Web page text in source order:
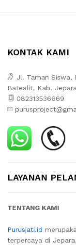
KONTAK KAMI
Jl. Taman Siswa,
Batealit, Kab.
082313536669
LAYANAN
TENTANG KAMI
Purusjati.id
terpercaya di